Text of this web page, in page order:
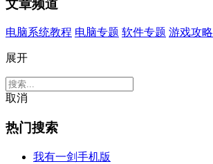
文章频道
电脑系统教程 电脑专题 软件专题 游戏攻略
展开
取消
热门搜索
我有一剑手机版